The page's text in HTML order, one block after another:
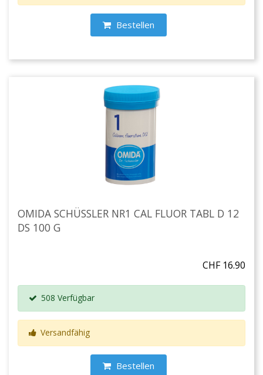
Bestellen
OMIDA SCHÜSSLER NR1 CAL FLUOR TABL D 12
DS 100 G
CHF 16.90
508 Verfügbar
Versandfähig
Bestellen